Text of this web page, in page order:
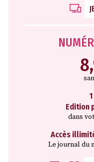
Edition
dans
Accès
Le journal du